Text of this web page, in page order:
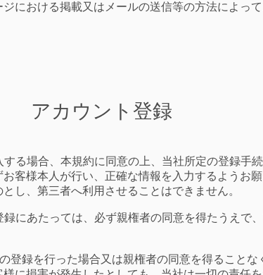
における掲載又はメールの送信等の方法によっ
アカウント登録
る場合、本規約に同意の上、当社所定の登録手
客様本人が行い、正確な情報を入力するようお
し、第三者へ利用させることはできません。
にあたっては、必ず親権者の同意を得たうえで
登録を行った場合又は親権者の同意を得ること